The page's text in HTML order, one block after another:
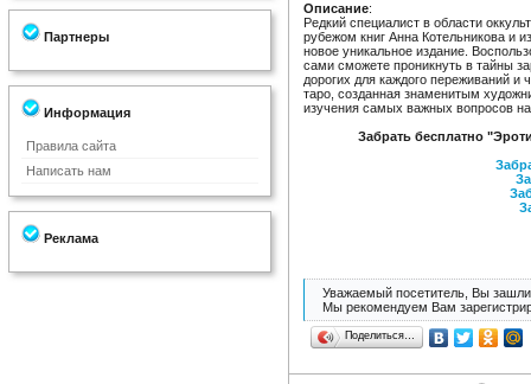
Партнеры
Информация
Правила сайта
Написать нам
Реклама
Описание:
Редкий специалист в области
рубежом книг Анна Котельникова и
новое уникальное издание.
сами сможете проникнуть в тайны
дорогих для каждого переживаний и
таро, созданная знаменитым
изучения самых важных вопросов
Забрать бесплатно
Уважаемый посетитель, Вы зашли
Мы рекомендуем Вам
Поделиться…